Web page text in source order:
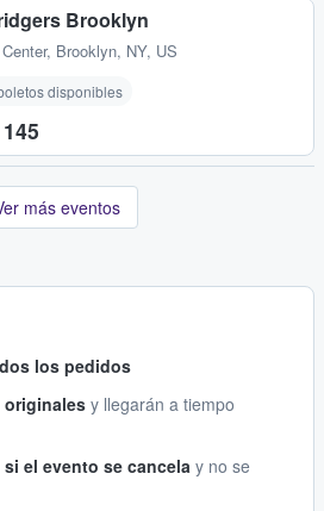
Brooklyn
, Brooklyn, NY, US
disponibles
más eventos
los pedidos
y llegarán a tiempo
el evento se cancela y no se